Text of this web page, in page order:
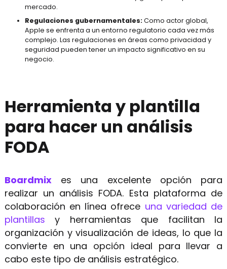
mercado.
Regulaciones gubernamentales:Como actor global,
Apple se enfrenta a un entorno regulatorio cada vez más
complejo. Las regulaciones en áreas como privacidad y
seguridad pueden tener un impacto significativo en su
negocio.
Herramienta y plantilla
para hacer un análisis
FODA
Boardmixes una excelente opción para
realizar un análisis FODA. Esta plataforma de
colaboración en línea ofrece una variedad de
plantillas y herramientas que facilitan la
organización y visualización de ideas, lo que la
convierte en una opción ideal para llevar a
cabo este tipo de análisis estratégico.